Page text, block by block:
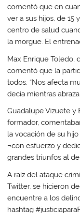
comentó que en
ver a sus hijos, de 15
centro de salud
la morgue. El
Max Enrique Toledo,
comentó que la
todos. “Nos afecta
decía mientras
Guadalupe Vizuete y
formador,
la vocación de su
¬con esfuerzo y
grandes triunfos al
A raíz del ataque
Twitter, se hicieron
encuentre a los
hashtag